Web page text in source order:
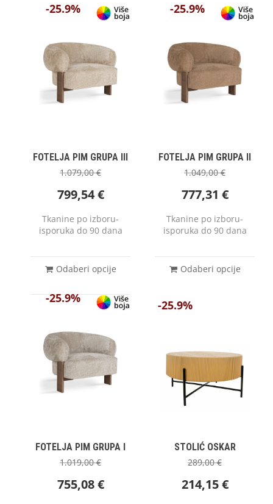
-25.9%
FOTELJA PIM GRUPA III
1.079,00€
799,54€
Tkanine po izboru-
isporuka do 90 dana
Odaberi opcije
-25.9%
FOTELJA PIM GRUPA II
1.049,00€
777,31 €
Tkanine po izboru-
isporuka do 90 dana
Odaberi opcije
-25.9%
FOTELJA PIM GRUPA I
1.019,00€
755,08€
-25.9%
STOLIĆ OSKAR
289,00€
214,15€